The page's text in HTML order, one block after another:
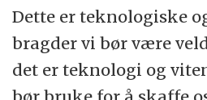
Dette er teknologiske
bragder vi bør være
det er teknologi og